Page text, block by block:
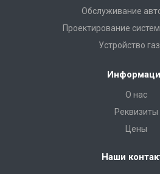
Обслуживание
Проектирование
Устройство
О нас
Реквизиты
Цены
Наши